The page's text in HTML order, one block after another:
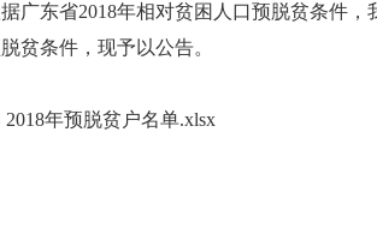
广东省2018年相对贫困人口预脱贫条件
贫条件，现予以公告。
2018年预脱贫户名单.xlsx